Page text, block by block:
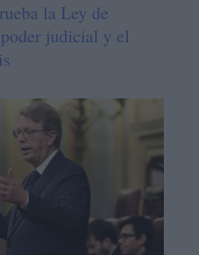
la Ley de
judicial y el